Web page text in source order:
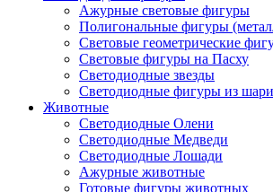
Ажурные световые фигуры
Полигональные фигуры
Световые геометрические
Световые фигуры на Пасху
Светодиодные звезды
Светодиодные фигуры из
Животные
Светодиодные Олени
Светодиодные Медведи
Светодиодные Лошади
Ажурные животные
Готовые фигуры животных